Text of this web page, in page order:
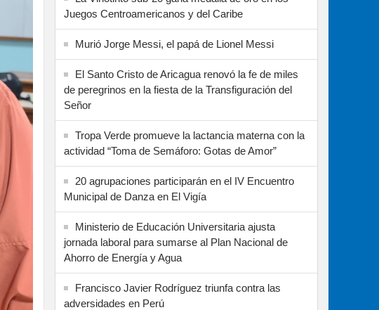
Juegos Centroamericanos y del Caribe
Murió Jorge Messi, el papá de Lionel Messi
El Santo Cristo de Aricagua renovó la fe de miles
de peregrinos en la fiesta de la Transfiguración del
Señor
Tropa Verde promueve la lactancia materna con la
actividad “Toma de Semáforo: Gotas de Amor”
20 agrupaciones participarán en el IV Encuentro
Municipal de Danza en El Vigía
Ministerio de Educación Universitaria ajusta
jornada laboral para sumarse al Plan Nacional de
Ahorro de Energía y Agua
Francisco Javier Rodríguez triunfa contra las
adversidades en Perú